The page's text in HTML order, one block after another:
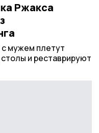
Ржакса
мужем плетут
и реставрируют